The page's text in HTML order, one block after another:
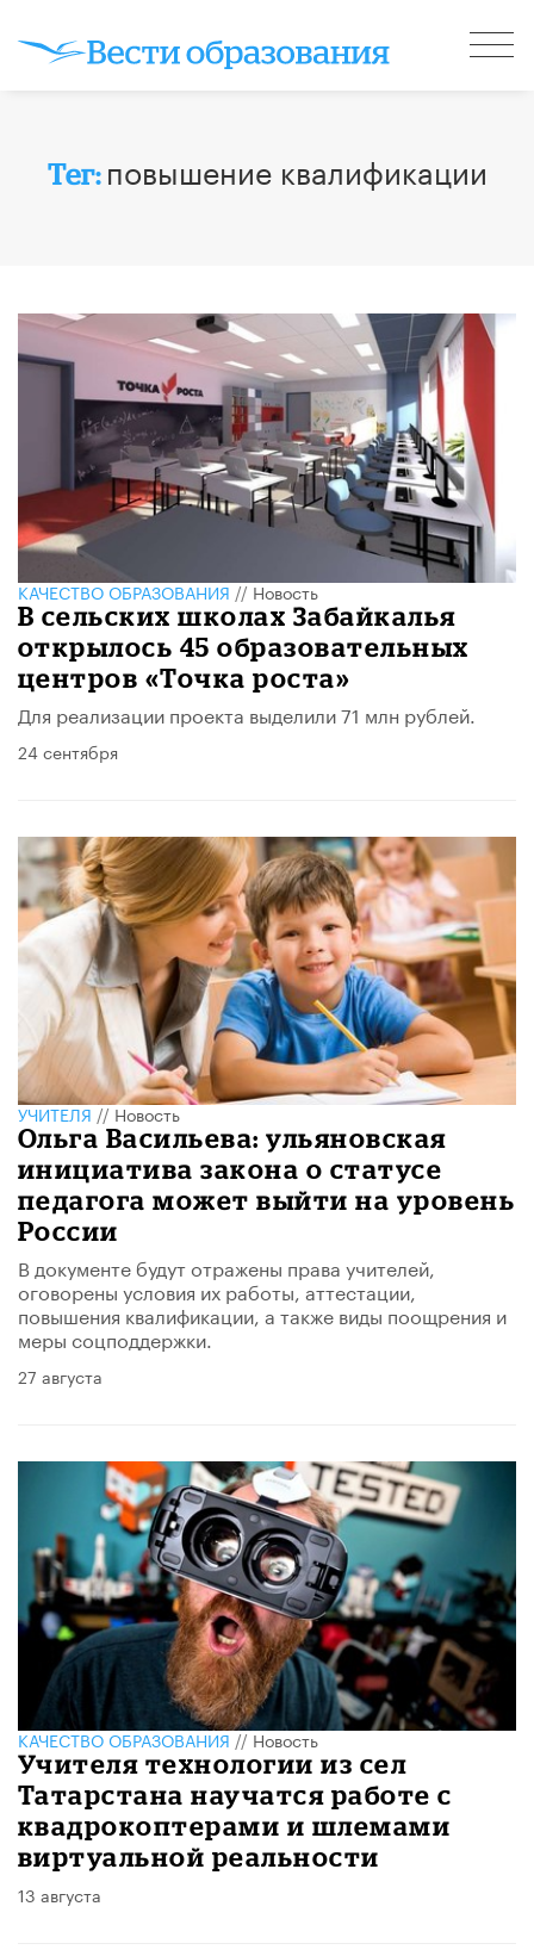
Тег: повышение квалификации
КАЧЕСТВО ОБРАЗОВАНИЯ//Новость
В сельских школах Забайкалья
открылось 45 образовательных
центров «Точка роста»
Для реализации проекта выделили 71 млн рублей.
24 сентября
УЧИТЕЛЯ//Новость
Ольга Васильева: ульяновская
инициатива закона о статусе
педагога может выйти на уровень
России
В документе будут отражены права учителей,
оговорены условия их работы, аттестации,
повышения квалификации, а также виды поощрения и
меры соцподдержки.
27 августа
КАЧЕСТВО ОБРАЗОВАНИЯ//Новость
Учителя технологии из сел
Татарстана научатся работе с
квадрокоптерами и шлемами
виртуальной реальности
13 августа